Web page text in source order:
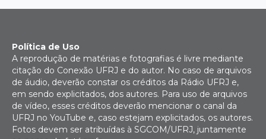
Política de Uso
A reprodução de matérias e fotografias é livre mediante
citação do Conexão UFRJ e do autor. No caso de arquivos
de áudio, deverão constar os créditos da Rádio UFRJ e,
em sendo explicitados, dos autores. Para uso de arquivos
de vídeo, esses créditos deverão mencionar o canal da
UFRJ no YouTube e, caso estejam explicitados, os autores.
Fotos devem ser atribuídas à SGCOM/UFRJ, juntamente